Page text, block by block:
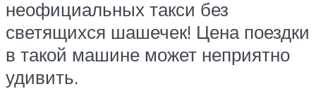
неофициальных такси без
светящихся шашечек! Цена поездки
в такой машине может неприятно
удивить.